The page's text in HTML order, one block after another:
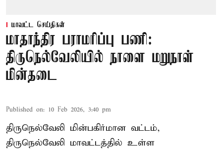
மாவட்ட செய்திகள்
மாதாந்திர பராமரிப்பு பணி:
திருநெல்வேலியில் நாளை மறுநாள்
மின்தடை
Published on: 10 Feb 2026, 3:40 pm
திருநெல்வேலி மின்பகிர்மான வட்டம்,
திருநெல்வேலி மாவட்டத்தில் உள்ள